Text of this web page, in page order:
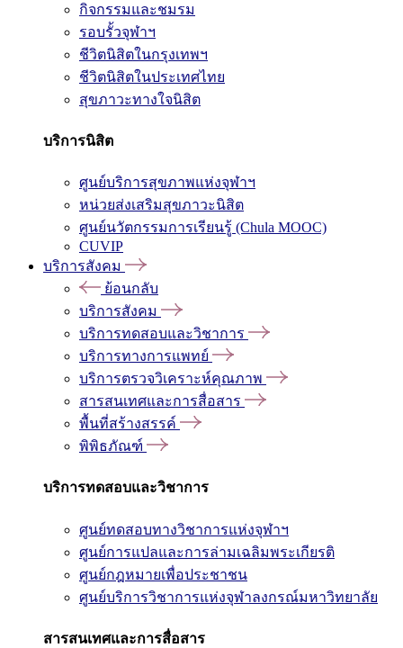
กิจกรรมและชมรม
รอบรั้วจุฬาฯ
ชีวิตนิสิตในกรุงเทพฯ
ชีวิตนิสิตในประเทศไทย
สุขภาวะทางใจนิสิต
บริการนิสิต
ศูนย์บริการสุขภาพแห่งจุฬาฯ
หน่วยส่งเสริมสุขภาวะนิสิต
ศูนย์นวัตกรรมการเรียนรู้ (Chula MOOC)
CUVIP
บริการสังคม
ย้อนกลับ
บริการสังคม
บริการทดสอบและวิชาการ
บริการทางการแพทย์
บริการตรวจวิเคราะห์คุณภาพ
สารสนเทศและการสื่อสาร
พื้นที่สร้างสรรค์
พิพิธภัณฑ์
บริการทดสอบและวิชาการ
ศูนย์ทดสอบทางวิชาการแห่งจุฬาฯ
ศูนย์การแปลและการล่ามเฉลิมพระเกียรติ
ศูนย์กฎหมายเพื่อประชาชน
ศูนย์บริการวิชาการแห่งจุฬาลงกรณ์มหาวิทยาลัย
สารสนเทศและการสื่อสาร